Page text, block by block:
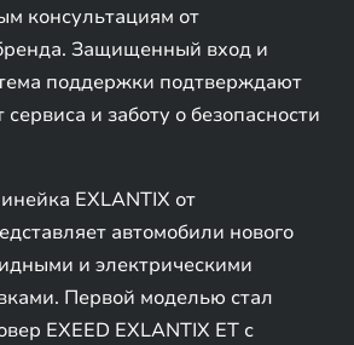
консультациям от
Защищенный вход и
поддержки подтверждают
и заботу о безопасности
EXLANTIX от
автомобили нового
и электрическими
Первой моделью стал
EXEED EXLANTIX ET с